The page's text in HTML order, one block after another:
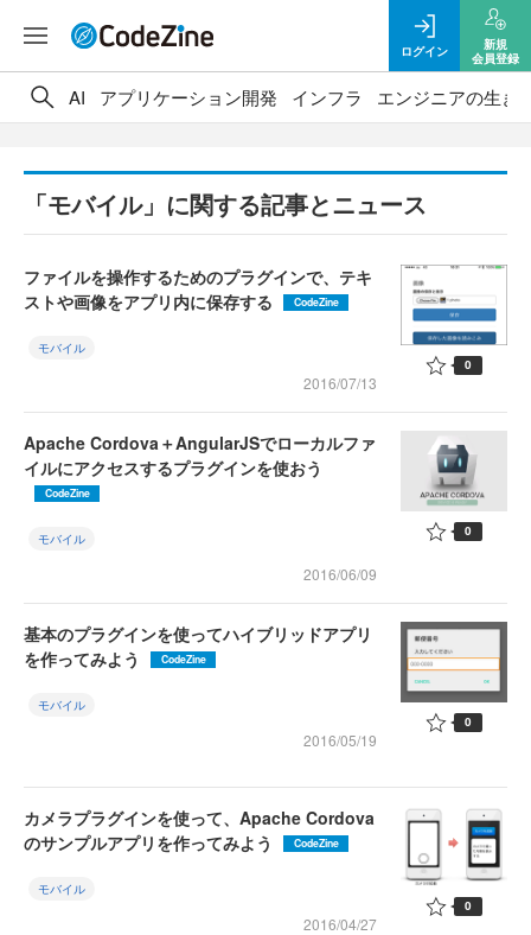
ログイン
新規
会員登録
AI アプリケーション開発 インフラ エンジニアの生き
「モバイル」に関する記事とニュース
ファイルを操作するためのプラグインで、テキ
ストや画像をアプリ内に保存する
CodeZine
モバイル
2016/07/13
0
Apache Cordova＋AngularJSでローカルファ
イルにアクセスするプラグインを使おう
CodeZine
モバイル
2016/06/09
0
基本のプラグインを使ってハイブリッドアプリ
を作ってみよう
CodeZine
モバイル
2016/05/19
0
カメラプラグインを使って、Apache Cordova
のサンプルアプリを作ってみよう
CodeZine
モバイル
2016/04/27
0